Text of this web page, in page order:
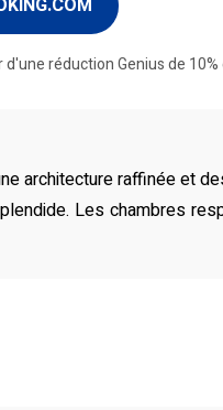
réduction Genius de 10%
architecture raffinée et
Les chambres